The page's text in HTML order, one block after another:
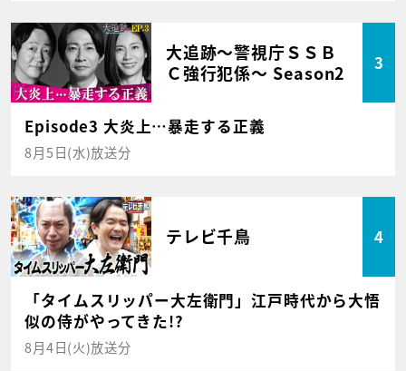
大追跡～警視庁ＳＳＢ
Ｃ強行犯係～ Season2
3
Episode3 大炎上…暴走する正義
8月5日(水)放送分
テレビ千鳥 4
「タイムスリッパー大左衛門」江戸時代から大悟
似の侍がやってきた!?
8月4日(火)放送分